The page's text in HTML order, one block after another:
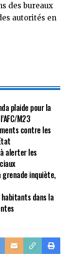
des bureaux
autorités en
plaide pour la
M23
contre les
alerter les
grenade inquiète,
dans la